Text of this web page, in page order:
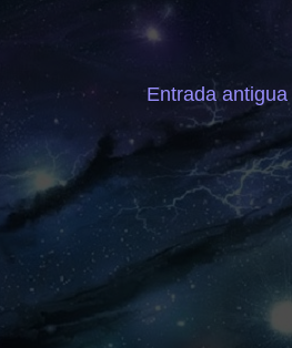
Entrada antigua